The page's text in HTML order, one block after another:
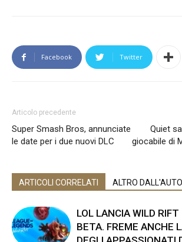
Facebook Twitter
Articolo precedente
Super Smash Bros, annunciate
le date per i due nuovi DLC
Quiet
giocabile di
ARTICOLI CORRELATI ALTRO
LOL LANCIA WILD RIFT
BETA. FREME ANCHE